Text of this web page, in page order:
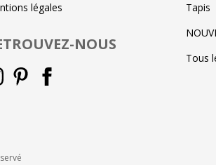
légales
NOUS
Tapis
Tous